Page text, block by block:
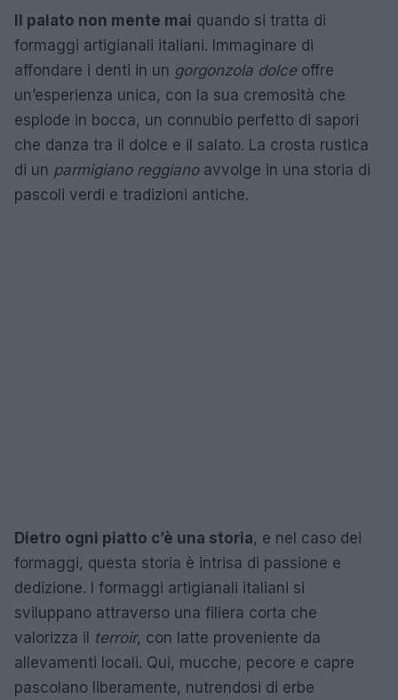
Il palato non mente mai quando si tratta di
formaggi artigianali italiani. Immaginare di
affondare i denti in un gorgonzola dolceoffre
un’esperienza unica, con la sua cremosità che
esplode in bocca, un connubio perfetto di sapori
che danza tra il dolce e il salato. La crosta rustica
di un parmigiano reggianoavvolge in una storia di
pascoli verdi e tradizioni antiche.
Dietro ogni piatto c’è una storia, e nel caso dei
formaggi, questa storia è intrisa di passione e
dedizione. I formaggi artigianali italiani si
sviluppano attraverso una filiera corta che
valorizza il terroir, con latte proveniente da
allevamenti locali. Qui, mucche, pecore e capre
pascolano liberamente, nutrendosi di erbe